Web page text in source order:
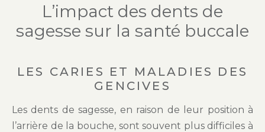
L’impact des dents de
sagesse sur la santé buccale
LES CARIES ET MALADIES DES
GENCIVES
Les dents de sagesse, en raison de leur position à
l’arrière de la bouche, sont souvent plus difficiles à